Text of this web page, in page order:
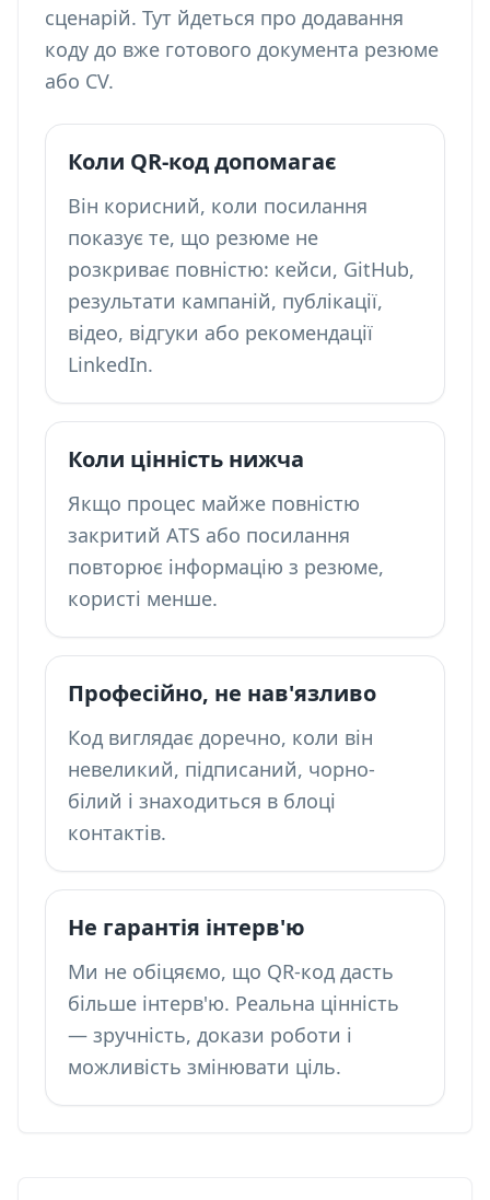
сценарій. Тут йдеться про додавання
коду до вже готового документа резюме
або CV.
Коли QR-код допомагає
Він корисний, коли посилання
показує те, що резюме не
розкриває повністю: кейси, GitHub,
результати кампаній, публікації,
відео, відгуки або рекомендації
LinkedIn.
Коли цінність нижча
Якщо процес майже повністю
закритий ATS або посилання
повторює інформацію з резюме,
користі менше.
Професійно, не нав'язливо
Код виглядає доречно, коли він
невеликий, підписаний, чорно-
білий і знаходиться в блоці
контактів.
Не гарантія інтерв'ю
Ми не обіцяємо, що QR-код дасть
більше інтерв'ю. Реальна цінність
— зручність, докази роботи і
можливість змінювати ціль.